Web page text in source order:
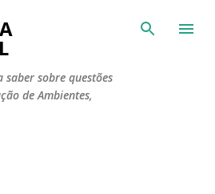
o conteúdo principal
saber sobre questões
de Ambientes,